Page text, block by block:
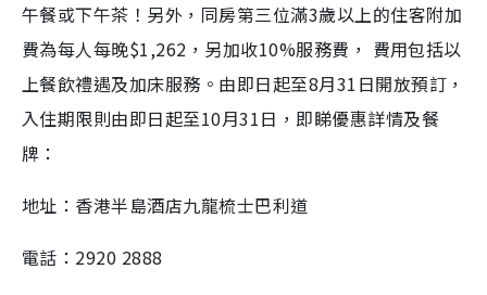
午餐或下午茶！另外，同房第三位滿3歲以上的住客附加
費為每人每晚$1,262，另加收10%服務費， 費用包括以
上餐飲禮遇及加床服務。由即日起至8月31日開放預訂，
入住期限則由即日起至10月31日，即睇優惠詳情及餐
牌：
地址： 香港半島酒店九龍梳士巴利道
電話： 2920 2888